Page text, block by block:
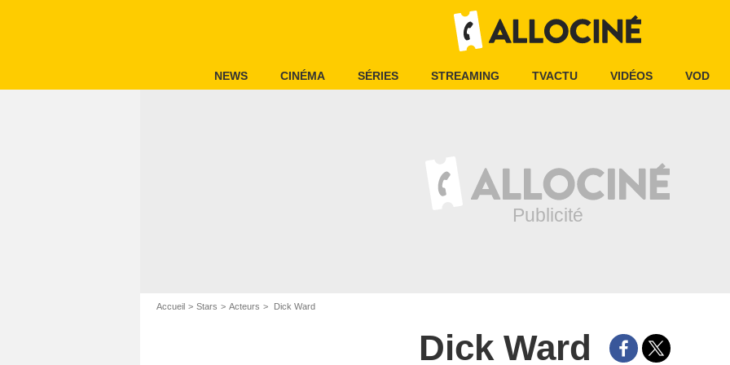
NEWS CINÉMA SÉRIES STREAMING TVACTU VIDÉOS VOD
Accueil Stars Acteurs Dick Ward
Dick Ward